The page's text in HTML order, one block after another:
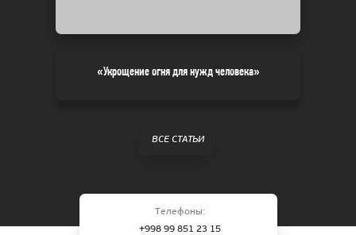
«Укрощение огня для нужд человека»
ВСЕ СТАТЬИ
Телефоны:
+998 99 851 23 15